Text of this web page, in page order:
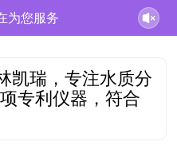
为您服务
凯瑞，专注水质分
专利仪器，符合